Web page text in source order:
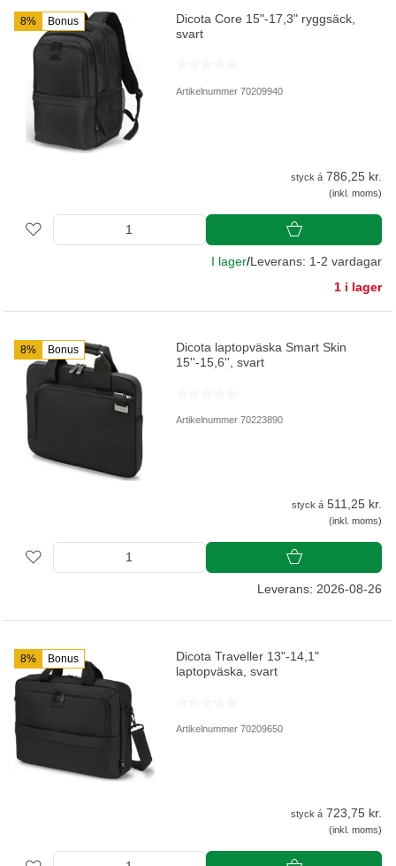
8% Bonus
Dicota Core 15"-17,3" ryggsäck,
svart
Artikelnummer 70209940
styck á 786,25 kr.
(inkl. moms)
I lager/Leverans: 1-2 vardagar
1 i lager
8% Bonus
Dicota laptopväska Smart Skin
15''-15,6'', svart
Artikelnummer 70223890
styck á 511,25 kr.
(inkl. moms)
Leverans: 2026-08-26
8% Bonus
Dicota Traveller 13"-14,1"
laptopväska, svart
Artikelnummer 70209650
styck á 723,75 kr.
(inkl. moms)